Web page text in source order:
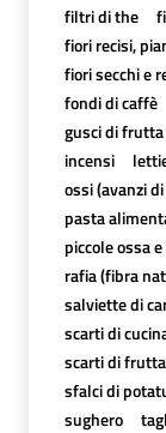
filtri di the
fiori recisi,
fiori secchi e
fondi di caffè
gusci di frutta
incensi
ossi (avanzi
pasta
piccole ossa
rafia (fibra
salviette di
scarti di
scarti di
sfalci di
sughero